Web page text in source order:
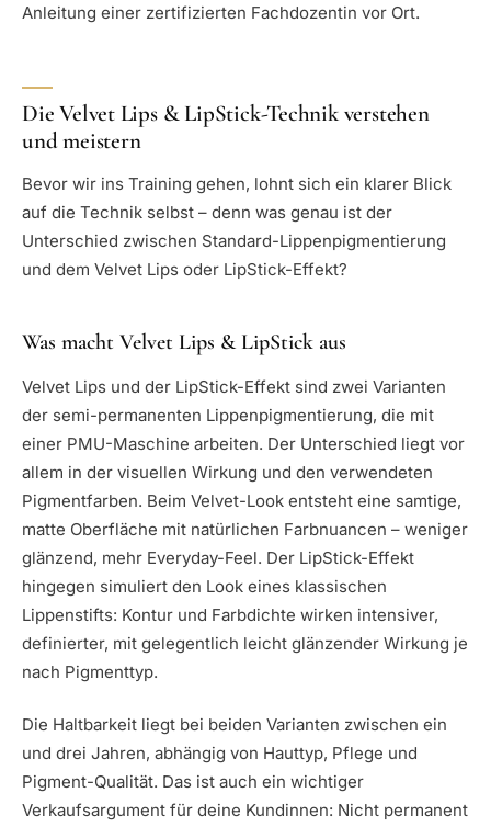
Anleitung einer zertifizierten Fachdozentin vor Ort.
Die Velvet Lips & LipStick-Technik verstehen
und meistern
Bevor wir ins Training gehen, lohnt sich ein klarer Blick
auf die Technik selbst – denn was genau ist der
Unterschied zwischen Standard-Lippenpigmentierung
und dem Velvet Lips oder LipStick-Effekt?
Was macht Velvet Lips & LipStick aus
Velvet Lips und der LipStick-Effekt sind zwei Varianten
der semi-permanenten Lippenpigmentierung, die mit
einer PMU-Maschine arbeiten. Der Unterschied liegt vor
allem in der visuellen Wirkung und den verwendeten
Pigmentfarben. Beim Velvet-Look entsteht eine samtige,
matte Oberfläche mit natürlichen Farbnuancen – weniger
glänzend, mehr Everyday-Feel. Der LipStick-Effekt
hingegen simuliert den Look eines klassischen
Lippenstifts: Kontur und Farbdichte wirken intensiver,
definierter, mit gelegentlich leicht glänzender Wirkung je
nach Pigmenttyp.
Die Haltbarkeit liegt bei beiden Varianten zwischen ein
und drei Jahren, abhängig von Hauttyp, Pflege und
Pigment-Qualität. Das ist auch ein wichtiger
Verkaufsargument für deine Kundinnen: Nicht permanent